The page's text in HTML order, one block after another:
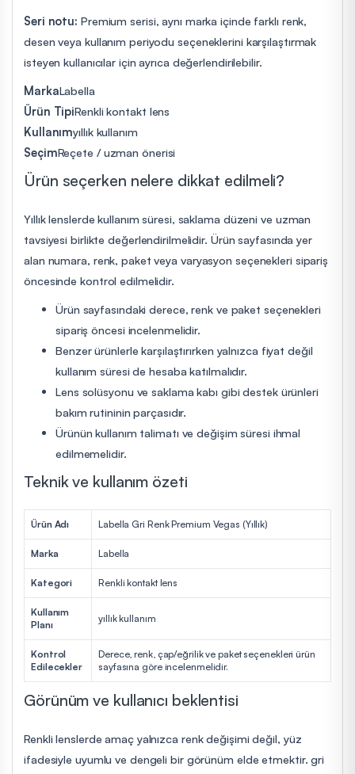
Seri notu: Premium serisi, aynı marka içinde farklı renk,
desen veya kullanım periyodu seçeneklerini karşılaştırmak
isteyen kullanıcılar için ayrıca değerlendirilebilir.
MarkaLabella
Ürün TipiRenkli kontakt lens
Kullanımyıllık kullanım
SeçimReçete / uzman önerisi
Ürün seçerken nelere dikkat edilmeli?
Yıllık lenslerde kullanım süresi, saklama düzeni ve uzman
tavsiyesi birlikte değerlendirilmelidir. Ürün sayfasında yer
alan numara, renk, paket veya varyasyon seçenekleri sipariş
öncesinde kontrol edilmelidir.
Ürün sayfasındaki derece, renk ve paket seçenekleri
sipariş öncesi incelenmelidir.
Benzer ürünlerle karşılaştırırken yalnızca fiyat değil
kullanım süresi de hesaba katılmalıdır.
Lens solüsyonu ve saklama kabı gibi destek ürünleri
bakım rutininin parçasıdır.
Ürünün kullanım talimatı ve değişim süresi ihmal
edilmemelidir.
Teknik ve kullanım özeti
Ürün Adı Labella Gri Renk Premium Vegas (Yıllık)
Marka Labella
Kategori Renkli kontakt lens
Kullanım
Planı
yıllık kullanım
Kontrol
Edilecekler
Derece, renk, çap/eğrilik ve paket seçenekleri ürün
sayfasına göre incelenmelidir.
Görünüm ve kullanıcı beklentisi
Renkli lenslerde amaç yalnızca renk değişimi değil, yüz
ifadesiyle uyumlu ve dengeli bir görünüm elde etmektir. gri